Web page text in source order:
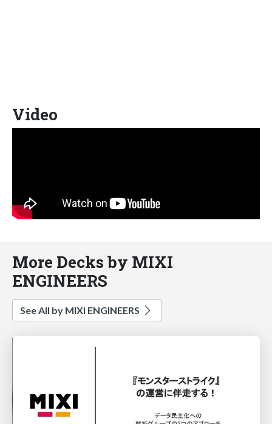
Video
More Decks by MIXI
ENGINEERS
See All by MIXI ENGINEERS